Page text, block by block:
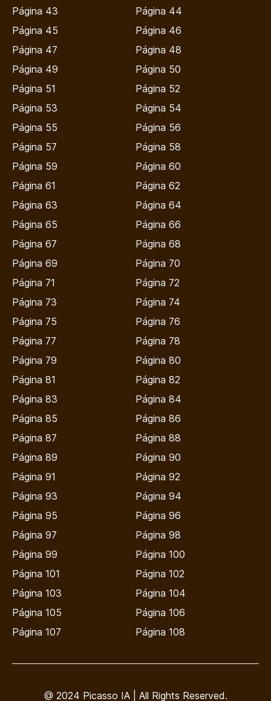
Página 43
Página 44
Página 45
Página 46
Página 47
Página 48
Página 49
Página 50
Página 51
Página 52
Página 53
Página 54
Página 55
Página 56
Página 57
Página 58
Página 59
Página 60
Página 61
Página 62
Página 63
Página 64
Página 65
Página 66
Página 67
Página 68
Página 69
Página 70
Página 71
Página 72
Página 73
Página 74
Página 75
Página 76
Página 77
Página 78
Página 79
Página 80
Página 81
Página 82
Página 83
Página 84
Página 85
Página 86
Página 87
Página 88
Página 89
Página 90
Página 91
Página 92
Página 93
Página 94
Página 95
Página 96
Página 97
Página 98
Página 99
Página 100
Página 101
Página 102
Página 103
Página 104
Página 105
Página 106
Página 107
Página 108
@ 2024 Picasso IA | All Rights Reserved.